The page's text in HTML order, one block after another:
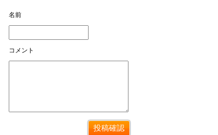
名前
コメント